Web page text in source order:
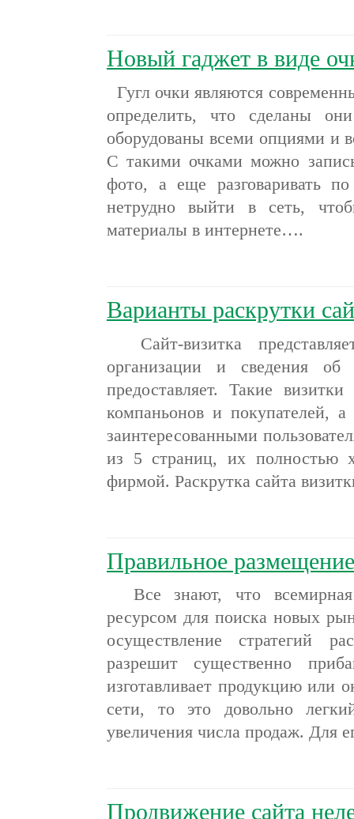
Новый гаджет в виде
Гугл очки являются
определить, что сделаны
оборудованы всеми опциями и
С такими очками можно
фото, а еще разговаривать
нетрудно выйти в сеть,
материалы в интернете….
Варианты раскрутки
Сайт-визитка
организации и сведения
предоставляет. Такие
компаньонов и
заинтересованными
из 5 страниц, их полностью
фирмой. Раскрутка сайта
Правильное
Все знают, что всемирная
ресурсом для поиска новых
осуществление стратегий
разрешит существенно
изготавливает продукцию или
сети, то это довольно
увеличения числа продаж. Для
Продвижение сайта